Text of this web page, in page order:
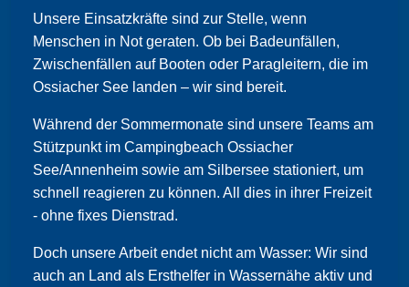
Unsere Einsatzkräfte sind zur Stelle, wenn
Menschen in Not geraten. Ob bei Badeunfällen,
Zwischenfällen auf Booten oder Paragleitern, die im
Ossiacher See landen – wir sind bereit.
Während der Sommermonate sind unsere Teams am
Stützpunkt im Campingbeach Ossiacher
See/Annenheim sowie am Silbersee stationiert, um
schnell reagieren zu können. All dies in ihrer Freizeit
- ohne fixes Dienstrad.
Doch unsere Arbeit endet nicht am Wasser: Wir sind
auch an Land als Ersthelfer in Wassernähe aktiv und